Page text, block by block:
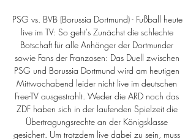
PSG vs. BVB (Borussia Dortmund) - Fußball heute
live im TV: So geht's Zunächst die schlechte
Botschaft für alle Anhänger der Dortmunder
sowie Fans der Franzosen: Das Duell zwischen
PSG und Borussia Dortmund wird am heutigen
Mittwochabend leider nicht live im deutschen
Free-TV ausgestrahlt. Weder die ARD noch das
ZDF haben sich in der laufenden Spielzeit die
Übertragungsrechte an der Königsklasse
gesichert. Um trotzdem live dabei zu sein, muss